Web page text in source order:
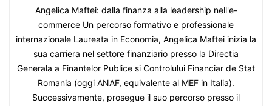
Angelica Maftei: dalla finanza alla leadership nell'e-
commerce Un percorso formativo e professionale
internazionale Laureata in Economia, Angelica Maftei inizia la
sua carriera nel settore finanziario presso la Directia
Generala a Finantelor Publice si Controlului Financiar de Stat
Romania (oggi ANAF, equivalente al MEF in Italia).
Successivamente, prosegue il suo percorso presso il